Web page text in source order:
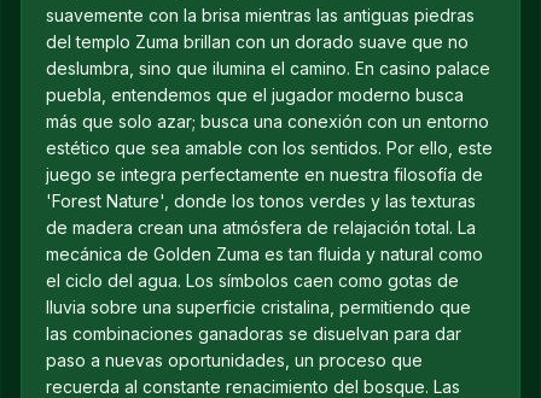
suavemente con la brisa mientras las antiguas piedras
del templo Zuma brillan con un dorado suave que no
deslumbra, sino que ilumina el camino. En casino palace
puebla, entendemos que el jugador moderno busca
más que solo azar; busca una conexión con un entorno
estético que sea amable con los sentidos. Por ello, este
juego se integra perfectamente en nuestra filosofía de
'Forest Nature', donde los tonos verdes y las texturas
de madera crean una atmósfera de relajación total. La
mecánica de Golden Zuma es tan fluida y natural como
el ciclo del agua. Los símbolos caen como gotas de
lluvia sobre una superficie cristalina, permitiendo que
las combinaciones ganadoras se disuelvan para dar
paso a nuevas oportunidades, un proceso que
recuerda al constante renacimiento del bosque. Las